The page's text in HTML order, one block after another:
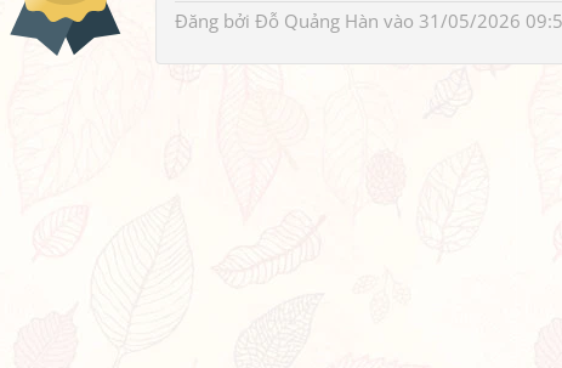
Đăng bởi Đỗ Quảng Hàn vào 31/05/2026